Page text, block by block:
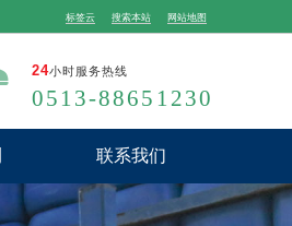
标签云 搜索本站 网站地图
24小时服务热线
0513-88651230
联系我们